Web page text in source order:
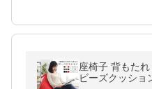
座椅子 背もた
ビーズクッショ